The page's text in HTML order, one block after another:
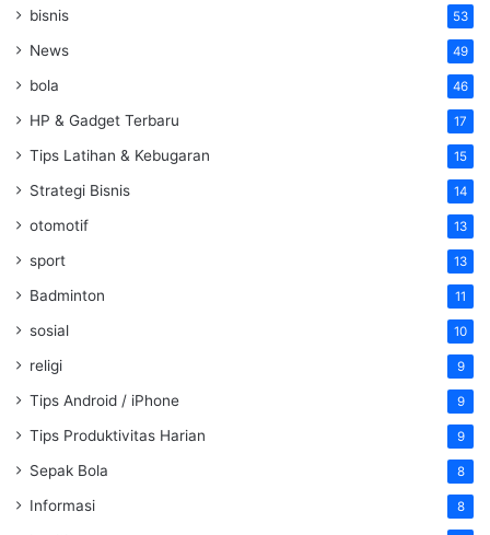
bisnis 53
News 49
bola 46
HP & Gadget Terbaru 17
Tips Latihan & Kebugaran 15
Strategi Bisnis 14
otomotif 13
sport 13
Badminton 11
sosial 10
religi 9
Tips Android / iPhone 9
Tips Produktivitas Harian 9
Sepak Bola 8
Informasi 8